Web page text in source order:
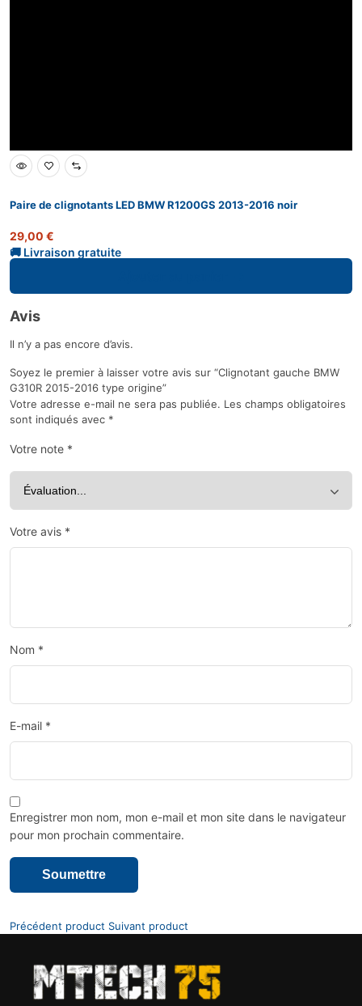
Paire de clignotants LED BMW R1200GS 2013-2016 noir
29,00 €
Avis
Il n’y a pas encore d’avis.
Soyez le premier à laisser votre avis sur “Clignotant gauche BMW
G310R 2015-2016 type origine”
Votre adresse e-mail ne sera pas publiée. Les champs obligatoires
sont indiqués avec *
Votre note *
Votre avis *
Nom *
E-mail *
Enregistrer mon nom, mon e-mail et mon site dans le navigateur
pour mon prochain commentaire.
Précédent product Suivant product